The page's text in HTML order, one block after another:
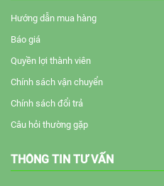
Hướng dẫn mua hàng
Báo giá
Quyền lợi thành viên
Chính sách vận chuyển
Chính sách đổi trả
Câu hỏi thường gặp
THÔNG TIN TƯ VẤN